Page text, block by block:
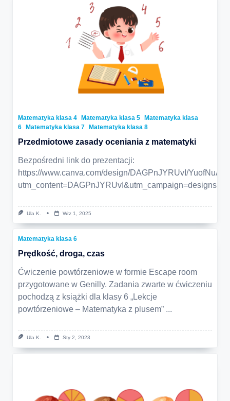
Matematyka klasa 4 Matematyka klasa 5
Matematyka klasa
6
Matematyka klasa 7 Matematyka klasa 8
Przedmiotowe zasady oceniania z matematyki
Bezpośredni link do prezentacji:
https://www.canva.com/design/DAGPnJYRUvI/
Ula K. Wrz 1, 2025
Matematyka klasa 6
Prędkość, droga, czas
Ćwiczenie powtórzeniowe w formie Escape room
przygotowane w Genilly. Zadania zwarte w ćwiczeniu
pochodzą z książki dla klasy 6 „Lekcje
powtórzeniowe – Matematyka z plusem” ...
Ula K. Sty 2, 2023